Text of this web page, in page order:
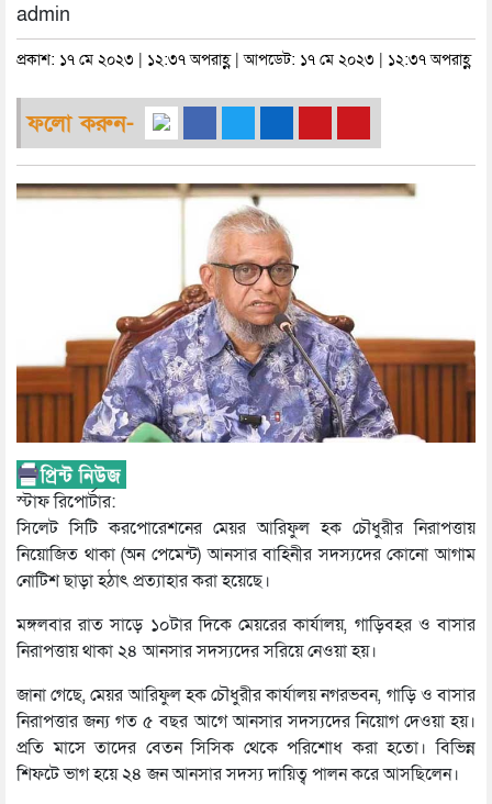
admin
প্রকাশ: ১৭ মে ২০২৩ | ১২:৩৭ অপরাহ্ণ | আপডেট: ১৭ মে ২০২৩ | ১২:৩৭ অপরাহ্ণ
ফলো করুন-
স্টাফ রিপোর্টার:
সিলেট সিটি করপোরেশনের মেয়র আরিফুল হক চৌধুরীর নিরাপত্তায়
নিয়োজিত থাকা (অন পেমেন্ট) আনসার বাহিনীর সদস্যদের কোনো আগাম
নোটিশ ছাড়া হঠাৎ প্রত্যাহার করা হয়েছে।
মঙ্গলবার রাত সাড়ে ১০টার দিকে মেয়রের কার্যালয়, গাড়িবহর ও বাসার
নিরাপত্তায় থাকা ২৪ আনসার সদস্যদের সরিয়ে নেওয়া হয়।
জানা গেছে, মেয়র আরিফুল হক চৌধুরীর কার্যালয় নগরভবন, গাড়ি ও বাসার
নিরাপত্তার জন্য গত ৫ বছর আগে আনসার সদস্যদের নিয়োগ দেওয়া হয়।
প্রতি মাসে তাদের বেতন সিসিক থেকে পরিশোধ করা হতো। বিভিন্ন
শিফটে ভাগ হয়ে ২৪ জন আনসার সদস্য দায়িত্ব পালন করে আসছিলেন।